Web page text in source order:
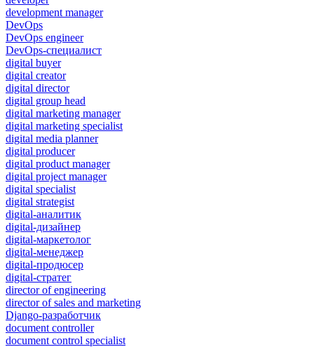
development manager
DevOps
DevOps engineer
DevOps-специалист
digital buyer
digital creator
digital director
digital group head
digital marketing manager
digital marketing specialist
digital media planner
digital producer
digital product manager
digital project manager
digital specialist
digital strategist
digital-аналитик
digital-дизайнер
digital-маркетолог
digital-менеджер
digital-продюсер
digital-стратег
director of engineering
director of sales and marketing
Django-разработчик
document controller
document control specialist